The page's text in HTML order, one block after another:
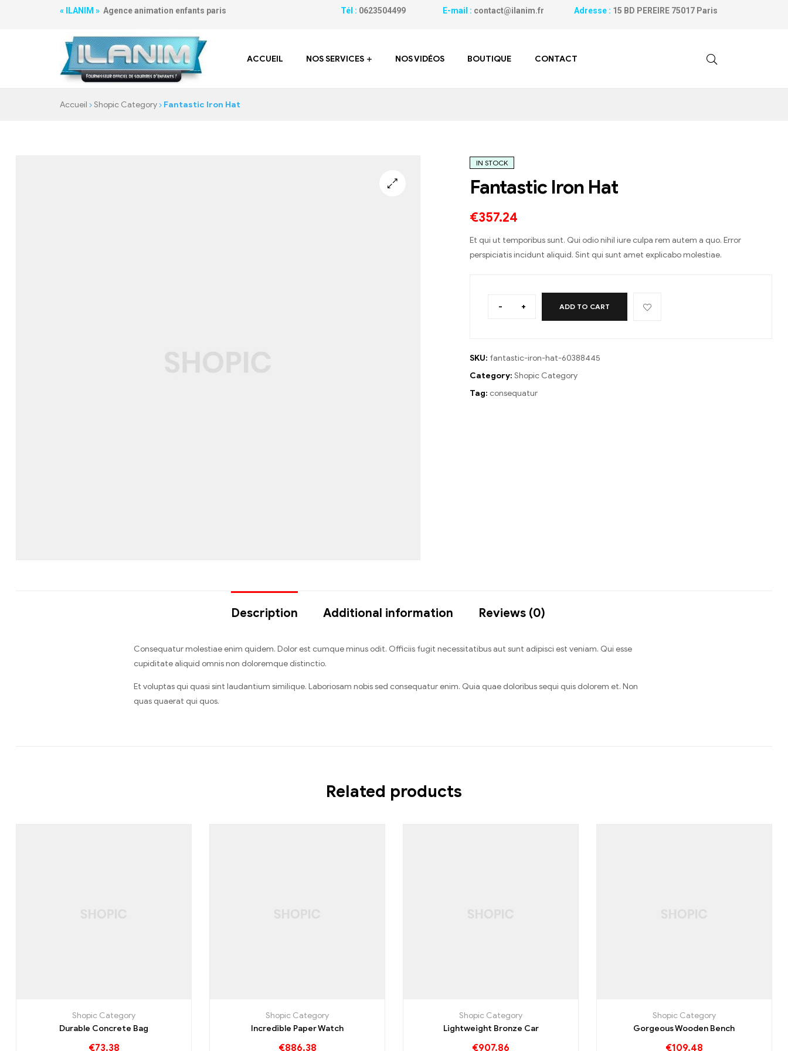
« ILANIM » Agence animation enfants paris Tél : 0623504499 E-mail : contact@ilanim.fr Adresse : 15 BD PEREIRE 75017 Paris
ACCUEIL NOS SERVICES NOS VIDÉOS BOUTIQUE CONTACT
Accueil Shopic Category Fantastic Iron Hat
IN STOCK
Fantastic Iron Hat
€357.24
Et qui ut temporibus sunt. Qui odio nihil iure culpa rem autem a quo. Error
perspiciatis incidunt aliquid. Sint qui sunt amet explicabo molestiae.
- + ADD TO CART
SKU: fantastic-iron-hat-60388445
Category: Shopic Category
Tag: consequatur
Description Additional information Reviews (0)
Consequatur molestiae enim quidem. Dolor est cumque minus odit. Officiis fugit necessitatibus aut sunt adipisci est veniam. Qui esse
cupiditate aliquid omnis non doloremque distinctio.
Et voluptas qui quasi sint laudantium similique. Laboriosam nobis sed consequatur enim. Quia quae doloribus sequi quis dolorem et. Non
quas quaerat qui quos.
Related products
Shopic Category
Durable Concrete Bag
€73.38
Shopic Category
Incredible Paper Watch
€886.38
Shopic Category
Lightweight Bronze Car
€907.86
Shopic Category
Gorgeous Wooden Bench
€109.48